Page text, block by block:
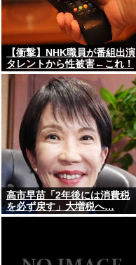
【衝撃】NHK職員が番組出演
タレントから性被害←これ！
高市早苗「2年後には消費税
を必ず戻す」大増税へ…